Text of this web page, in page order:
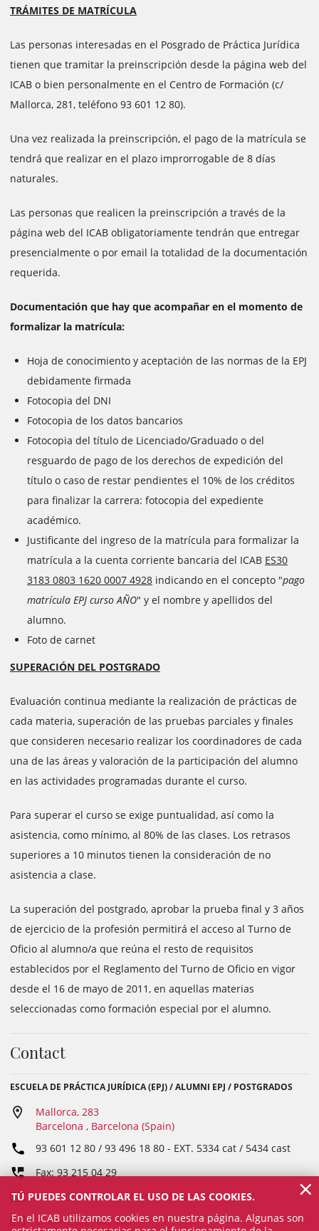
TRÁMITES DE MATRÍCULA
Las personas interesadas en el Posgrado de Práctica Jurídica
tienen que tramitar la preinscripción desde la página web del
ICAB o bien personalmente en el Centro de Formación (c/
Mallorca, 281, teléfono 93 601 12 80).
Una vez realizada la preinscripción, el pago de la matrícula se
tendrá que realizar en el plazo improrrogable de 8 días
naturales.
Las personas que realicen la preinscripción a través de la
página web del ICAB obligatoriamente tendrán que entregar
presencialmente o por email la totalidad de la documentación
requerida.
Documentación que hay que acompañar en el momento de
formalizar la matrícula:
Hoja de conocimiento y aceptación de las normas de la EPJ
debidamente firmada
Fotocopia del DNI
Fotocopia de los datos bancarios
Fotocopia del título de Licenciado/Graduado o del
resguardo de pago de los derechos de expedición del
título o caso de restar pendientes el 10% de los créditos
para finalizar la carrera: fotocopia del expediente
académico.
Justificante del ingreso de la matrícula para formalizar la
matrícula a la cuenta corriente bancaria del ICAB ES30
3183 0803 1620 0007 4928 indicando en el concepto "pago
matrícula EPJ curso AÑO" y el nombre y apellidos del
alumno.
Foto de carnet
SUPERACIÓN DEL POSTGRADO
Evaluación continua mediante la realización de prácticas de
cada materia, superación de las pruebas parciales y finales
que consideren necesario realizar los coordinadores de cada
una de las áreas y valoración de la participación del alumno
en las actividades programadas durante el curso.
Para superar el curso se exige puntualidad, así como la
asistencia, como mínimo, al 80% de las clases. Los retrasos
superiores a 10 minutos tienen la consideración de no
asistencia a clase.
La superación del postgrado, aprobar la prueba final y 3 años
de ejercicio de la profesión permitirá el acceso al Turno de
Oficio al alumno/a que reúna el resto de requisitos
establecidos por el Reglamento del Turno de Oficio en vigor
desde el 16 de mayo de 2011, en aquellas materias
seleccionadas como formación especial por el alumno.
Contact
ESCUELA DE PRÁCTICA JURÍDICA (EPJ) / ALUMNI EPJ / POSTGRADOS
Mallorca, 283
Barcelona , Barcelona (Spain)
93 601 12 80 / 93 496 18 80 - EXT. 5334 cat / 5434 cast
Fax: 93 215 04 29
escola@icab.cat; postgraus@icab.cat
alumniepj@icab.cat
TÚ PUEDES CONTROLAR EL USO DE LAS COOKIES.
En el ICAB utilizamos cookies en nuestra página. Algunas son
×